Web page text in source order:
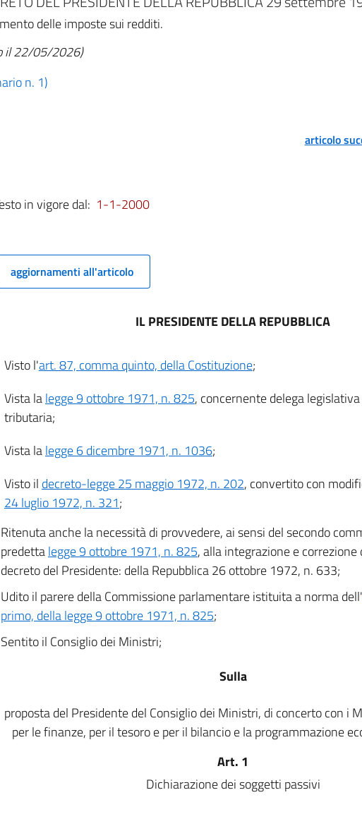
delle imposte sui redditi.
il 22/05/2026)
n. 1)
articolo
in vigore dal: 1-1-2000
aggiornamenti all'articolo
IL PRESIDENTE DELLA REPUBBLICA
Visto l'art. 87, comma quinto, della Costituzione;
Vista lalegge 9 ottobre 1971, n. 825, concernente delega
tributaria;
Vista lalegge 6 dicembre 1971, n. 1036;
Visto il decreto-legge 25 maggio 1972, n. 202, convertito con
24 luglio 1972, n. 321;
Ritenuta anche la necessità di provvedere, ai sensi del secondo
predettalegge 9 ottobre 1971, n. 825, alla integrazione e correzione
decreto del Presidente: della Repubblica 26 ottobre 1972, n. 633;
Udito il parere della Commissione parlamentare istituita a norma dell'
primo, della legge 9 ottobre 1971, n. 825;
Sentito il Consiglio dei Ministri;
Sulla
proposta del Presidente del Consiglio dei Ministri, di concerto con i
per le finanze, per il tesoro e per il bilancio e la programmazione
Art. 1
Dichiarazione dei soggetti passivi